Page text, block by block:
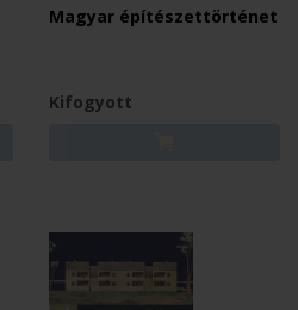
Magyar építészettörténet
Kifogyott